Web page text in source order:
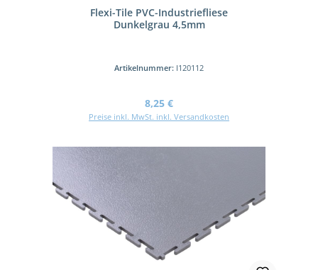
Flexi-Tile PVC-Industriefliese
Dunkelgrau 4,5mm
Artikelnummer: I120112
Regulärer Preis:
8,25 €
Preise inkl. MwSt. inkl. Versandkosten